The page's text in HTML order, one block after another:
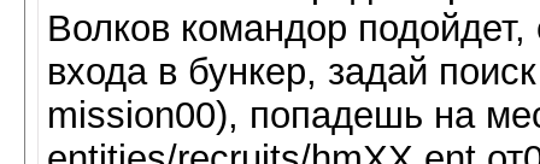
Волков командор
входа в бункер, задай
mission00), попадешь на